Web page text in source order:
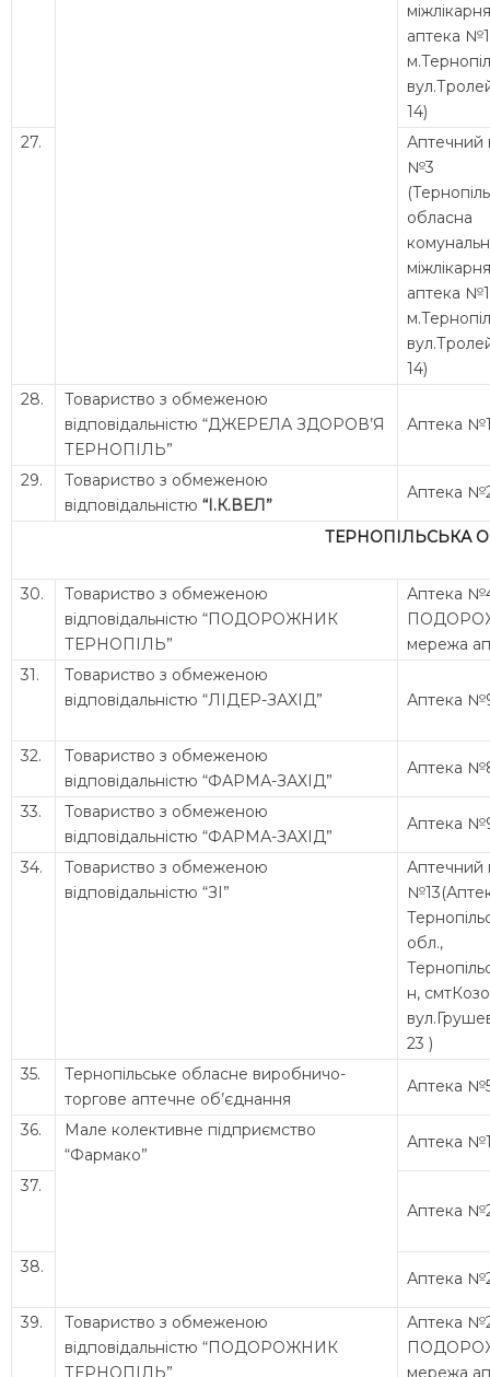
аптека
14)
27.
Аптечний
№3
обласна
аптека
14)
28.
Товариство з обмеженою
відповідальністю “ДЖЕРЕЛА ЗДОРОВ’Я
ТЕРНОПІЛЬ”
Аптека
29.
Товариство з обмеженою
відповідальністю “І.К.ВЕЛ”
Аптека
ТЕРНОПІЛЬСЬКА
30.
Товариство з обмеженою
відповідальністю “ПОДОРОЖНИК
ТЕРНОПІЛЬ”
Аптека
мережа
31.
Товариство з обмеженою
відповідальністю “ЛІДЕР-ЗАХІД”
Аптека
32.
Товариство з обмеженою
відповідальністю “ФАРМА-ЗАХІД”
Аптека
33.
Товариство з обмеженою
відповідальністю “ФАРМА-ЗАХІД”
Аптека
34.
Товариство з обмеженою
відповідальністю “ЗІ”
Аптечний
обл.,
н,
23 )
35.
Тернопільське обласне виробничо-
торгове аптечне об’єднання
Аптека
36.
Мале колективне підприємство
“Фармако”
Аптека
37.
Аптека
38.
Аптека
39.
Товариство з обмеженою
відповідальністю “ПОДОРОЖНИК
ТЕРНОПІЛЬ”
Аптека
мережа